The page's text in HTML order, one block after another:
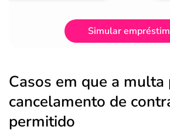
Simular
Casos em que a multa
cancelamento de
permitido